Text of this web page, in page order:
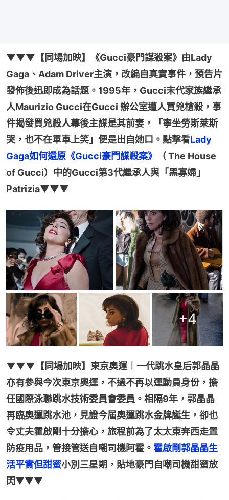
▼▼▼【同場加映】《Gucci豪門謀殺案》由Lady
Gaga、Adam Driver主演，改編自真實事件，預告片
發佈後迅即成為話題。1995年，Gucci末代家族繼承
人Maurizio Gucci在Gucci 辦公室遭人買兇槍殺，事
件揭發買兇殺人幕後主謀是其前妻，「寧坐勞斯萊斯
哭，也不在單車上笑」便是出自她口。點撃看Lady
Gaga如何還原《Gucci豪門謀殺案》
（ The House
of Gucci）中的Gucci第3代繼承人與「黑寡婦」
Patrizia▼▼▼
+4
▼▼▼【同場加映】東京奧運｜一代跳水皇后郭晶晶
亦有參與今次東京奧運，不過不再以運動員身份，擔
任國際泳聯跳水技術委員會委員。相隔9年，郭晶晶
再臨奧運跳水池，見證今屆奧運跳水金牌誕生，卻也
令丈夫霍啟剛十分擔心，旅程前為了太太東奔西走置
防疫用品，管接管送自嘲司機阿霍。 霍啟剛郭晶晶生
活平實但甜蜜小別三星期，貼地豪門自嘲司機甜蜜放
閃▼▼▼